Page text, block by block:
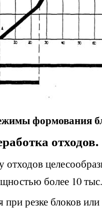
формования
отходов.
отходов
более 10
резке блоков